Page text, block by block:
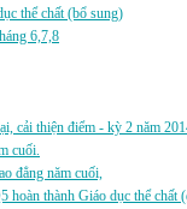
thể chất (bổ sung)
6,7,8
cải thiện điểm - kỳ 2 năm
cuối.
đẳng năm cuối,
thành Giáo dục thể chất